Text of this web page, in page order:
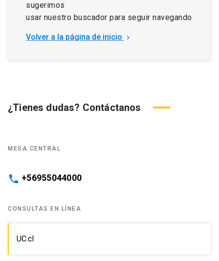
sugerimos
usar nuestro buscador para seguir navegando
Volver a la página de inicio keyboard_arrow_right
¿Tienes dudas? Contáctanos
MESA CENTRAL
phone +56955044000
CONSULTAS EN LÍNEA
UC.cl